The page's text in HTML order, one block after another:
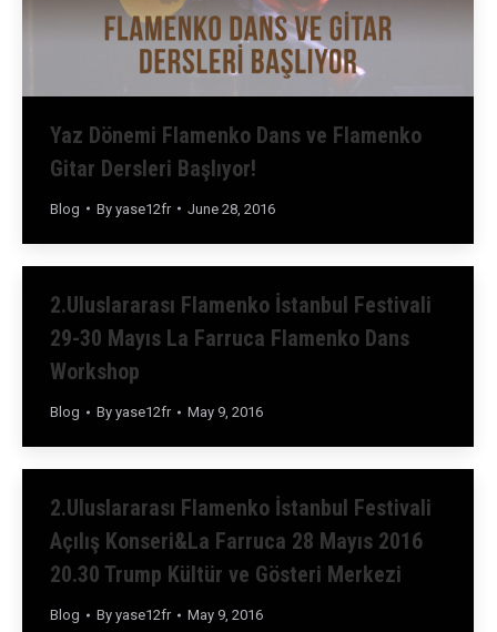
Yaz Dönemi Flamenko Dans ve Flamenko
Gitar Dersleri Başlıyor!
Blog By yase12fr June 28, 2016
2.Uluslararası Flamenko İstanbul Festivali
29-30 Mayıs La Farruca Flamenko Dans
Workshop
Blog By yase12fr May 9, 2016
2.Uluslararası Flamenko İstanbul Festivali
Açılış Konseri&La Farruca 28 Mayıs 2016
20.30 Trump Kültür ve Gösteri Merkezi
Blog By yase12fr May 9, 2016